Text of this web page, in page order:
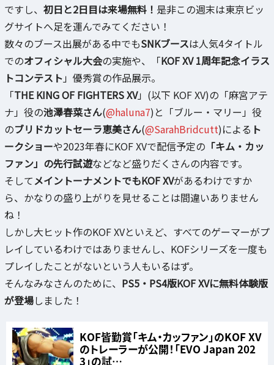
ですし、 初日と2日目は来場無料！ 是非この週末は東京ビッ
グサイトへ足を運んでみてください！
数々のブース出展がある中でもSNKブースは人気4タイトル
でのオフィシャル大会の実施や、「KOF XV 1周年記念イラス
トコンテスト 」優秀賞の作品展示。
「THE KING OF FIGHTERS XV」(以下 KOF XV)の「麻宮アテ
ナ」役の池澤春菜さん(@haluna7)と「ブルー・マリー」役
のブリドカットセーラ恵美さん(@SarahBridcutt)による ト
ークショーや2023年春にKOF XVで配信予定の 「キム・カッ
ファン」の先行試遊などなど盛りだくさんの内容です。
そしてメイントーナメントでもKOF XVがあるわけですか
ら、かなりの盛り上がりを見せることは間違いありません
ね！
しかし大ヒット作のKOF XVといえど、すべてのゲーマーがプ
レイしているわけではありませんし、KOFシリーズを一度も
プレイしたことがないという人もいるはず。
そんなみなさんのために、 PS5・PS4版KOF XVに無料体験版
が登場しました！